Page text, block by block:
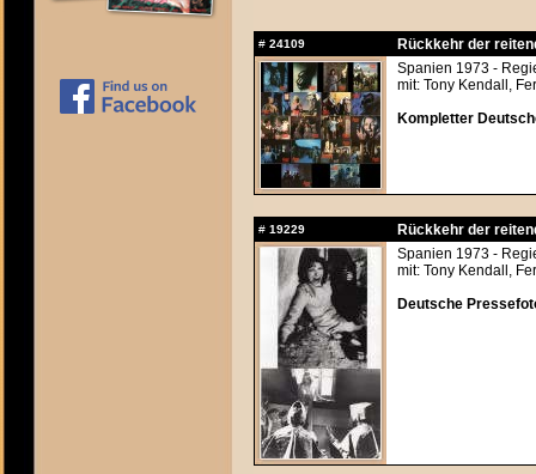
# 24109
Rückkehr der
Spanien 1973 -
mit: Tony Kendall,
Kompletter
# 19229
Rückkehr der
Spanien 1973 -
mit: Tony Kendall,
Deutsche